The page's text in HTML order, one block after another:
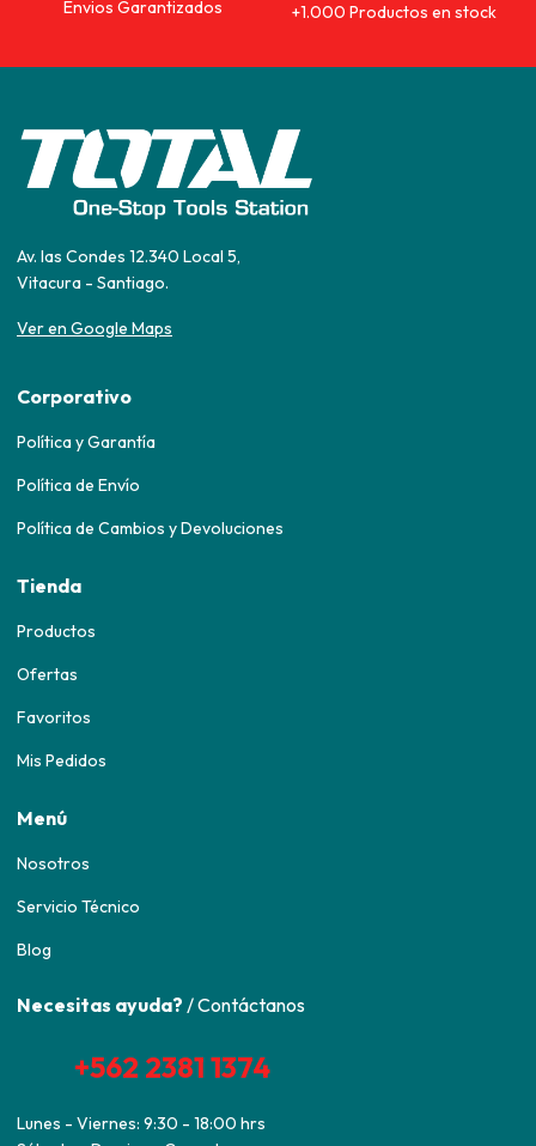
Envios Garantizados +1.000 Productos en stock
Av. las Condes 12.340 Local 5,
Vitacura - Santiago.
Ver en Google Maps
Corporativo
Política y Garantía
Política de Envío
Política de Cambios y Devoluciones
Tienda
Productos
Ofertas
Favoritos
Mis Pedidos
Menú
Nosotros
Servicio Técnico
Blog
Necesitas ayuda? / Contáctanos
+562 2381 1374
Lunes - Viernes: 9:30 - 18:00 hrs